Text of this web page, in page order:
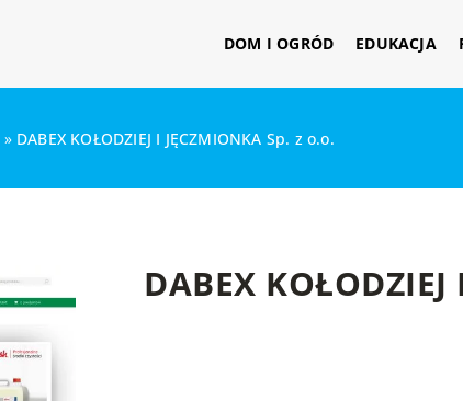
DOM I OGRÓD EDUKACJA
» DABEX KOŁODZIEJ I JĘCZMIONKA Sp. z o.o.
DABEX